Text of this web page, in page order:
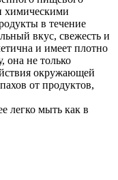
химическими
в течение
вкус, свежесть и
и имеет плотно
она не только
окружающей
от продуктов,
легко мыть как в